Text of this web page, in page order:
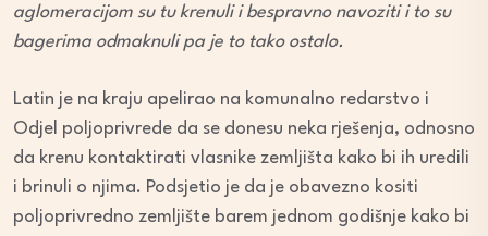
aglomeracijom su tu krenuli i bespravno navoziti i to su
bagerima odmaknuli pa je to tako ostalo.
Latin je na kraju apelirao na komunalno redarstvo i
Odjel poljoprivrede da se donesu neka rješenja, odnosno
da krenu kontaktirati vlasnike zemljišta kako bi ih uredili
i brinuli o njima. Podsjetio je da je obavezno kositi
poljoprivredno zemljište barem jednom godišnje kako bi